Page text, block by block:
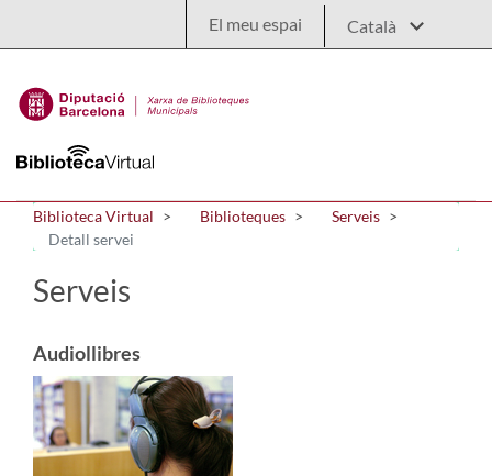
El meu espai
Biblioteca Virtual Biblioteques
Serveis
Detall servei
Serveis
Audiollibres